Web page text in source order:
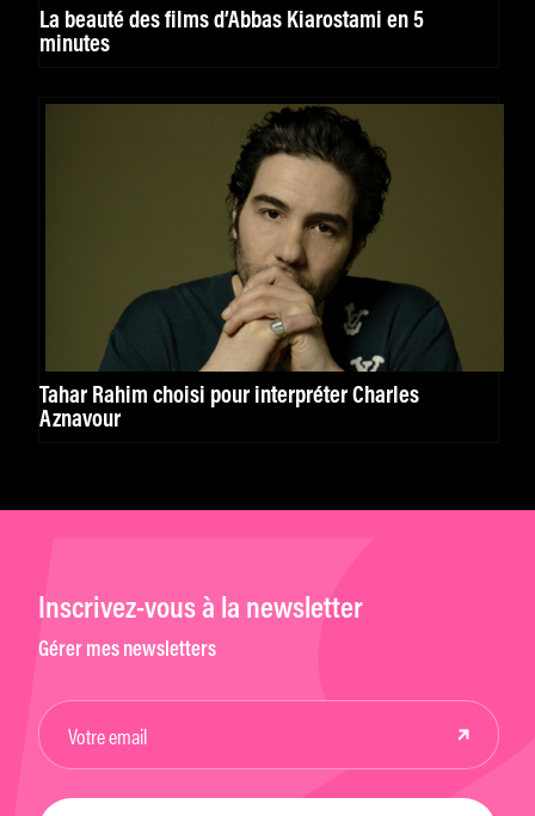
La beauté des films d’Abbas Kiarostami en 5
minutes
Tahar Rahim choisi pour interpréter Charles
Aznavour
Inscrivez-vous à la newsletter
Gérer mes newsletters